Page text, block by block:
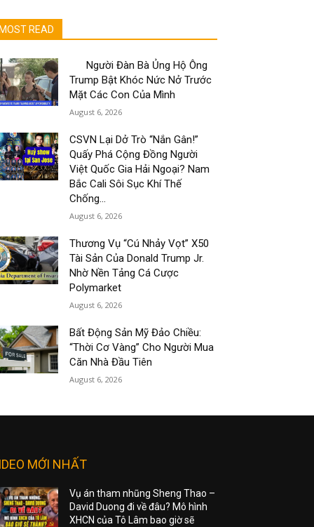
MOST READ
Người Đàn Bà Ủng Hộ Ông
Trump Bật Khóc Nức Nở Trước
Mặt Các Con Của Mình
August 6, 2026
CSVN Lại Dở Trò “Nắn Gân!”
Quấy Phá Cộng Đồng Người
Việt Quốc Gia Hải Ngoại? Nam
Bắc Cali Sôi Sục Khí Thế
Chống...
August 6, 2026
Thương Vụ “Cú Nhảy Vọt” X50
Tài Sản Của Donald Trump Jr.
Nhờ Nền Tảng Cá Cược
Polymarket
August 6, 2026
Bất Động Sản Mỹ Đảo Chiều:
“Thời Cơ Vàng” Cho Người Mua
Căn Nhà Đầu Tiên
August 6, 2026
MỚI NHẤT
Vụ án tham nhũng Sheng Thao –
David Duong đi về đâu? Mô hình
XHCN của Tô Lâm bao giờ sẽ